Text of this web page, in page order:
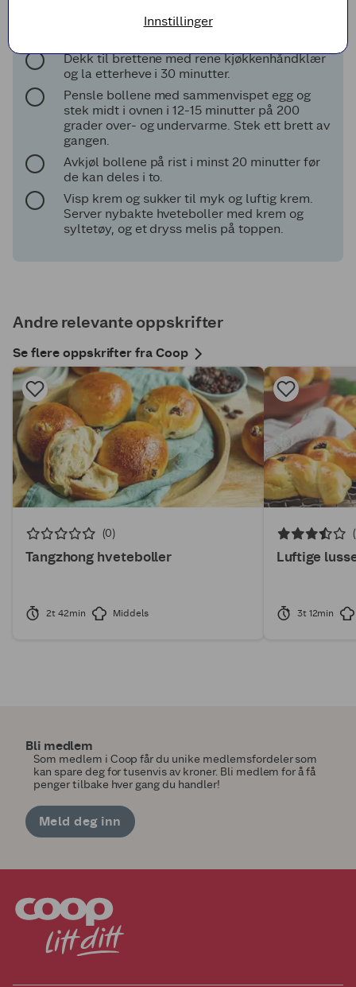
boller som settes på to bakepapirkledde
Dekk til brettene med rene kjøkkenhåndklær
og la etterheve i 30 minutter.
Pensle bollene med sammenvispet egg og
stek midt i ovnen i 12-15 minutter på 200
grader over- og undervarme. Stek ett brett av
gangen.
Avkjøl bollene på rist i minst 20 minutter før
de kan deles i to.
Visp krem og sukker til myk og luftig krem.
Server nybakte hveteboller med krem og
syltetøy, og et dryss melis på toppen.
Andre relevante oppskrifter
Se flere oppskrifter fra Coop
(0)
Tangzhong hveteboller
2t 42min Middels
Luftige
3t 12min
Bli medlem
Som medlem i Coop får du unike medlemsfordeler som
kan spare deg for tusenvis av kroner. Bli medlem for å få
penger tilbake hver gang du handler!
Meld deg inn
Innstillinger